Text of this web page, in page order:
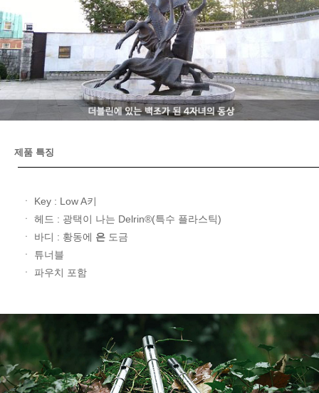
제품 특징
ㆍ Key : Low A키
ㆍ 헤드 : 광택이 나는 Delrin®(특수 플라스틱)
ㆍ 바디 : 황동에 은 도금
ㆍ 튜너블
ㆍ 파우치 포함